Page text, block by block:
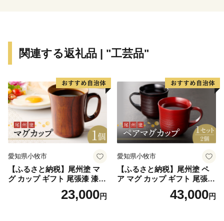
間「二風谷コタン」があります。2019年4月にはアイヌ
レㇱパ」がオープンしました。その他にも、野生の「す
ずらん」が日本一の広さで咲き誇るすずらん群生地、義
経の御神像が安置され祭られている「義経神社」やアイ
ヌ民族から判官カムイとして親しまれた義経にまつわる
資料を展示している「義経資料館」、オートキャンプ場
「ニセウエコランドキャンプ場」、北海道内でも数少な
い炭酸泉を楽しめ館内にはレストランやお土産コーナー
ら」など歴史・文化や大自然を満喫できるスッポトが満
関連する返礼品 | "工芸品"
愛知県小牧市
【ふるさと納税】尾州塗 マ
グ カップ ギフト 尾張漆 漆
漆器 漆器工芸 工芸品 芸術性
実用性 抗菌性 美味しく安全
23,000円
愛知県小牧市
【ふるさと納税】尾州塗 ペ
ア マグ カップ ギフト 尾張漆
漆 漆器 漆器工芸 工芸品 芸術
性 実用性 抗菌性 美味しく安
43,000円